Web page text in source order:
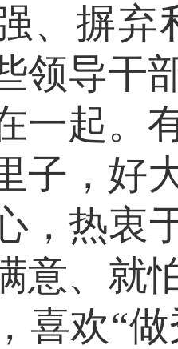
、摒弃
领导干
一起。
子，好
，热衷
意、就
喜欢“